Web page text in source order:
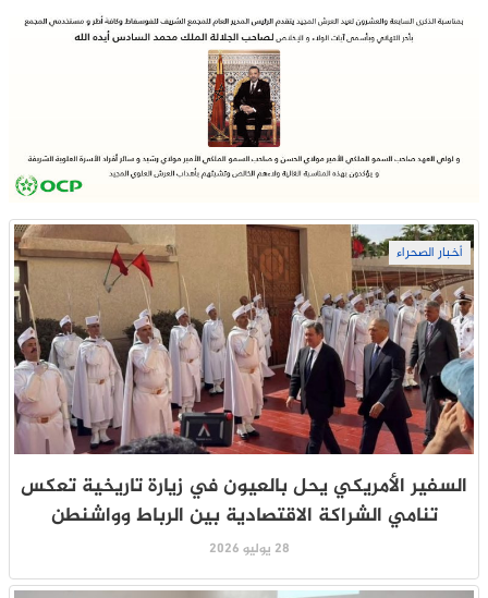
أخبار الصحراء
السفير الأمريكي يحل بالعيون في زيارة تاريخية تعكس
تنامي الشراكة الاقتصادية بين الرباط وواشنطن
28 يوليو 2026